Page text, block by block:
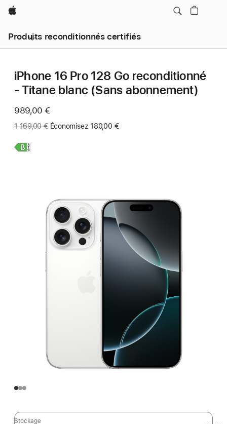
Apple
Produits reconditionnés certifiés
iPhone 16 Pro 128 Go reconditionné
- Titane blanc (Sans abonnement)
Maintenant
989,00 €
Ancien
:
1 169,00 € Économisez 180,00 €
En
Stockage